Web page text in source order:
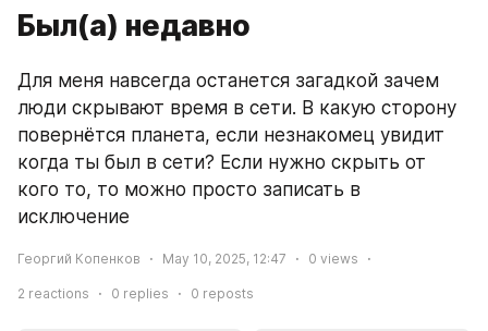
Был(а) недавно
Для меня навсегда останется загадкой зачем
люди скрывают время в сети. В какую сторону
повернётся планета, если незнакомец увидит
когда ты был в сети? Если нужно скрыть от
кого то, то можно просто записать в
исключение
Георгий Копенков May 10, 2025, 12:47 0 views
2 reactions 0 replies 0 reposts